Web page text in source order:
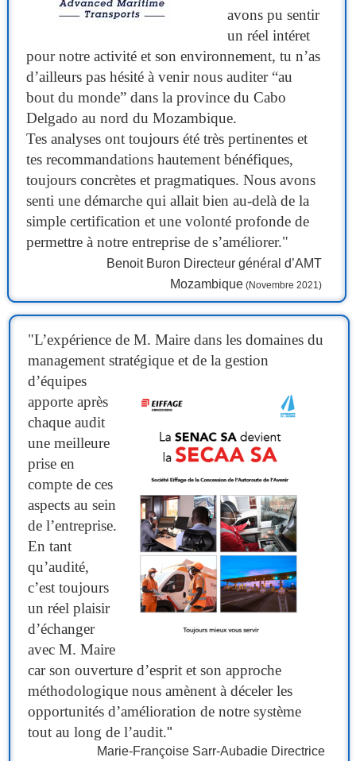
avons pu sentir
un réel intéret
pour notre activité et son environnement, tu n’as
d’ailleurs pas hésité à venir nous auditer “au
bout du monde” dans la province du Cabo
Delgado au nord du Mozambique.
Tes analyses ont toujours été très pertinentes et
tes recommandations hautement bénéfiques,
toujours concrètes et pragmatiques. Nous avons
senti une démarche qui allait bien au-delà de la
simple certification et une volonté profonde de
permettre à notre entreprise de s’améliorer."
Benoit Buron Directeur général d’AMT
Mozambique(Novembre 2021)
"L’expérience de M. Maire dans les domaines du
management stratégique et de la gestion
d’équipes
apporte après
chaque audit
une meilleure
prise en
compte de ces
aspects au sein
de l’entreprise.
En tant
qu’audité,
c’est toujours
un réel plaisir
d’échanger
avec M. Maire
car son ouverture d’esprit et son approche
méthodologique nous amènent à déceler les
opportunités d’amélioration de notre système
tout au long de l’audit."
Marie-Françoise Sarr-Aubadie Directrice